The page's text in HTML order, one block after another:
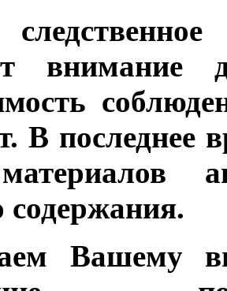
внимание
В последнее
содержания.
Вашему